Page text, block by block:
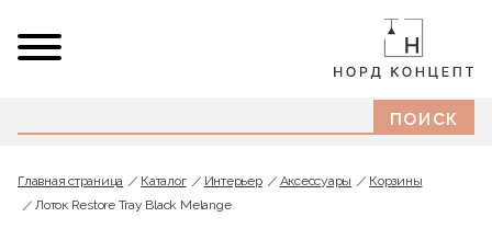
Главная страница Каталог Интерьер Аксессуары
Корзины
Лоток Restore Tray Black Melange